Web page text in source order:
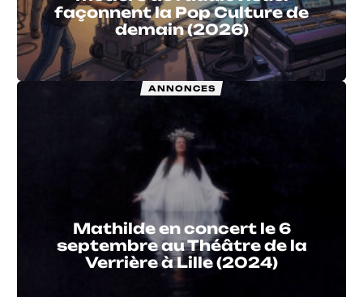
façonnent la Pop Culture de
demain (2026)
ANNONCES
Mathilde en concert le 6
septembre au Théâtre de la
Verrière à Lille (2024)